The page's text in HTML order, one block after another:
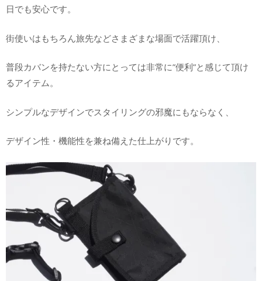
日でも安心です。
街使いはもちろん旅先などさまざまな場面で活躍頂け、
普段カバンを持たない方にとっては非常に”便利”と感じて頂け
るアイテム。
シンプルなデザインでスタイリングの邪魔にもならなく、
デザイン性・機能性を兼ね備えた仕上がりです。